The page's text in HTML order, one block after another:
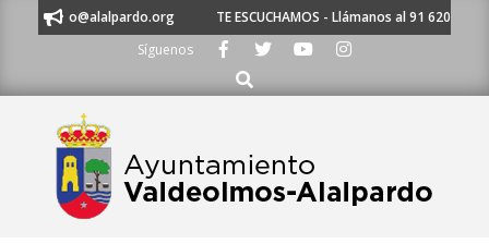
TE ESCUCHAMOS - Llámanos al 91 620 21
Síguenos
Buscar